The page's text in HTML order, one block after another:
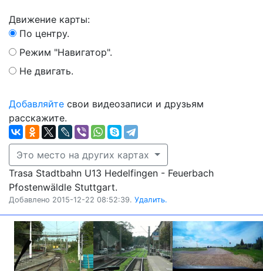
Движение карты:
По центру.
Режим "Навигатор".
Не двигать.
Добавляйте свои видеозаписи и друзьям
расскажите.
Это место на других картах
Trasa Stadtbahn U13 Hedelfingen - Feuerbach
Pfostenwäldle Stuttgart.
Добавлено 2015-12-22 08:52:39. Удалить.